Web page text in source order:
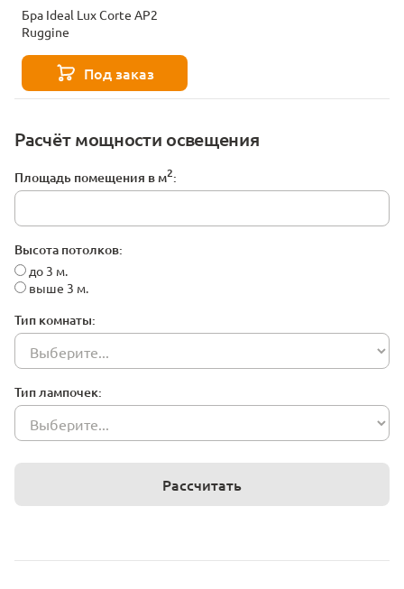
Расчёт мощности освещения
Площадь помещения в м2:
Высота потолков:
до 3 м.
выше 3 м.
Тип комнаты:
Тип лампочек:
Рассчитать
Бра Ideal Lux Corte AP2
Ruggine
Под заказ